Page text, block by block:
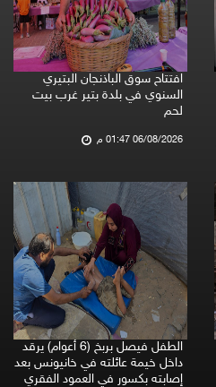
افتتاح سوق الباذنجان البتيري
السنوي في بلدة بتير غرب بيت
لحم
06/08/2026 01:47 م
الطفل فيصل بربخ (6 أعوام) يرقد
داخل خيمة عائلته في خانيونس بعد
إصابته بكسور في العمود الفقري